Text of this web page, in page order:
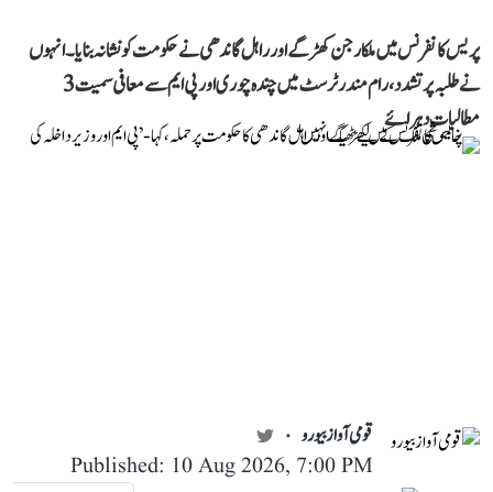
پریس کانفرنس میں ملکارجن کھڑگے اور راہل گاندھی نے حکومت کو نشانہ بنایا۔ انہوں
نے طلبہ پر تشدد، رام مندر ٹرسٹ میں چندہ چوری اور پی ایم سے معافی سمیت 3
مطالبات دہرائے
قومی آواز بیورو
Published: 10 Aug 2026, 7:00 PM